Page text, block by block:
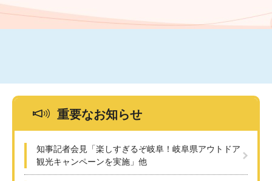
文
重要なお知らせ
知事記者会見「楽しすぎるぞ岐阜！岐阜県アウトドア
観光キャンペーンを実施」他